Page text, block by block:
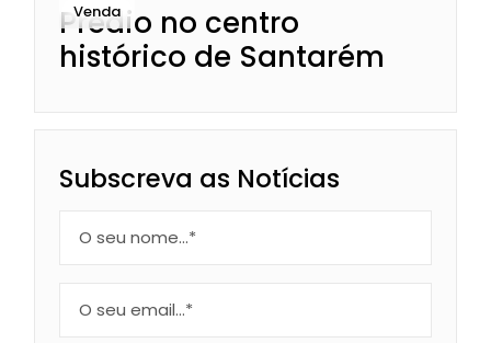
Venda
Prédio no centro
histórico de Santarém
Subscreva as Notícias